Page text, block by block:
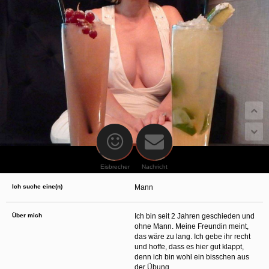
oder finanzielle Angaben zu machen? Beenden Sie dann unverzüglich
die Kommunikation mit dieser Person. Bedenken Sie, dass Menschen in
der Lage sind, sich solche Angaben auf listige Weise von Ihnen zu
erschleichen. Kommunizieren Sie daher über diese Website immer
aufmerksam und vorsichtig.
behält sich das Recht vor, selbst Profile auf dieser Website zu
erstellen und darüber Nachrichten an Sie als Nutzer zu senden. Mit Ihrer Nutzung
dieser Website verstehen und akzeptieren Sie, dass einige der Profile auf dieser
Website fingiert sind. Diese fingierten Profile dienen lediglich dem Austausch von
Nachrichten; physische Vereinbarungen mit Personen hinter fingierten Profilen sind
folglich nicht möglich.
Verhindern Sie, dass Ihre minderjährigen Kinder mit erotischen oder für Minderjährige
anderweitig ungeeigneten Netzinhalten in Berührung kommen. Dafür einige Tips:
Installieren Sie ein Jugendschutzprogramm auf Ihrem Gerät. Beispielsweise
CyberPatrol
oder Safety Surf
. Diese Programme blockieren den Zugang zu
bestimmten Websites und Netzinhalten. Oft blockieren diese Programme
standardmäßig eine große Anzahl von Websites, von denen angenommen wird,
dass sie sich für Minderjährige nicht eignen. Über Updates können neue Websites
Wenden Sie sich an Ihren Internetprovider. Es gibt Internetprovider, die einen Filter
danach.
Internetbrowsers vertraut, so dass Sie nachsehen können, welche Websites von
Ihren minderjährigen Kindern besucht wurden. Sprechen Sie Ihre minderjährigen
Kinder auf den Besuch unerwünschter Websites an und vermitteln Sie ihnen, dass
bestimmte Websites nicht für sie geeignet sind. Außerdem können Sie anhand des
Verlaufs das Interesse Ihres Kindes beurteilen und sich obiger Tips bedienen.
Sprechen Sie mit Ihren Kindern. Vermitteln Sie Ihren minderjährigen Kindern, dass
sie Fremden, z. B. auf einer Chat-Website, nie persönliche Angaben machen sollen.
Bringen Sie ihnen auch bei, dass viele Menschen im Internet ihre wahre Identität
Eisbrecher Nachricht
Ich suche eine(n) Mann
Über mich
Ich bin seit 2 Jahren geschieden und
ohne Mann. Meine Freundin meint,
das wäre zu lang. Ich gebe ihr recht
und hoffe, dass es hier gut klappt,
denn ich bin wohl ein bisschen aus
der Übung.